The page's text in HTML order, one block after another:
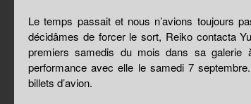
Le temps passait et nous n’avions toujours
décidâmes de forcer le sort, Reiko contacta
premiers samedis du mois dans sa
performance avec elle le samedi 7
billets d’avion.